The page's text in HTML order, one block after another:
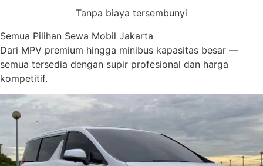
Tanpa biaya tersembunyi
Semua Pilihan Sewa Mobil Jakarta
Dari MPV premium hingga minibus kapasitas besar —
semua tersedia dengan supir profesional dan harga
kompetitif.